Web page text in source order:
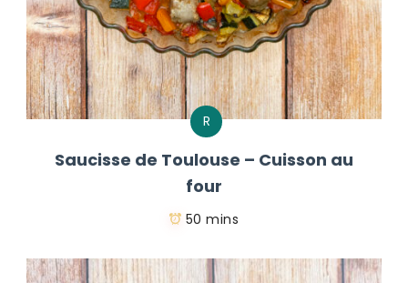
R
Saucisse de Toulouse – Cuisson au
four
50 mins